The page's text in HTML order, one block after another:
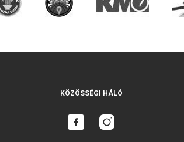
KÖZÖSSÉGI HÁLÓ